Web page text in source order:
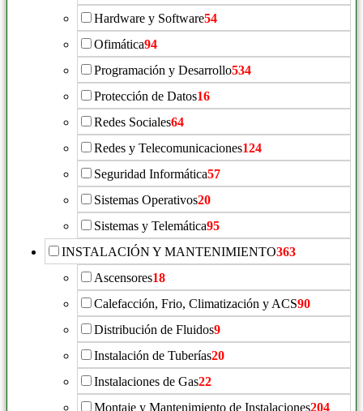
Hardware y Software54
Ofimática94
Programación y Desarrollo534
Protección de Datos16
Redes Sociales64
Redes y Telecomunicaciones124
Seguridad Informática57
Sistemas Operativos20
Sistemas y Telemática95
INSTALACIÓN Y MANTENIMIENTO363
Ascensores18
Calefacción, Frio, Climatización y ACS90
Distribución de Fluidos9
Instalación de Tuberías20
Instalaciones de Gas22
Montaje y Mantenimiento de Instalaciones204